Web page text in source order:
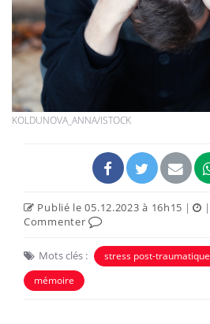
KOLDUNOVA_ANNA/ISTOCK
Publié le 05.12.2023 à 16h15 | |
Commenter
Mots clés : stress post-traumatique
mémoire